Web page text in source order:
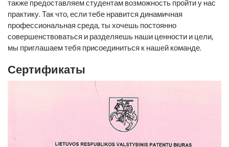
также предоставляем студентам возможность пройти у нас
практику. Так что, если тебе нравится динамичная
профессиональная среда, ты хочешь постоянно
совершенствоваться и разделяешь наши ценности и цели,
мы приглашаем тебя присоединиться к нашей команде.
Сертификаты